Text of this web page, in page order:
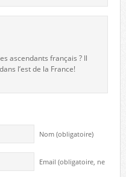
ascendants français ? Il
l’est de la France!
Nom (obligatoire)
Email (obligatoire, ne